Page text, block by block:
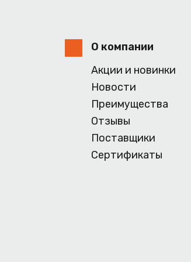
О компании
Акции и новинки
Новости
Преимущества
Отзывы
Поставщики
Сертификаты